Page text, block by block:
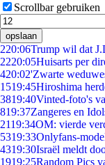
Scrollbar gebruiken
opslaan
220:06Trump wil dat
2220:05Huisarts per
420:02'Zwarte
1519:45Hiroshima
3819:40Vinted-foto's
819:37Zangeres en
2119:34OM: vierde
5319:33Onlyfans-
4319:30Israël meldt
1919:25Random Pics